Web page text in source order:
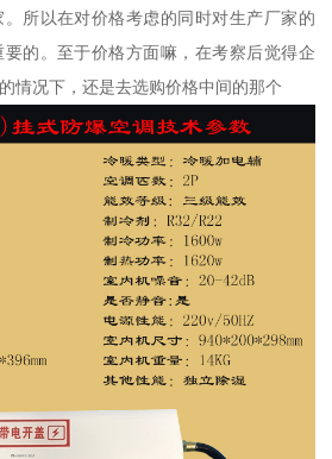
所以在对价格考虑的同时对生产厂家的
的。至于价格方面嘛，在考察后觉得企
情况下，还是去选购价格中间的那个